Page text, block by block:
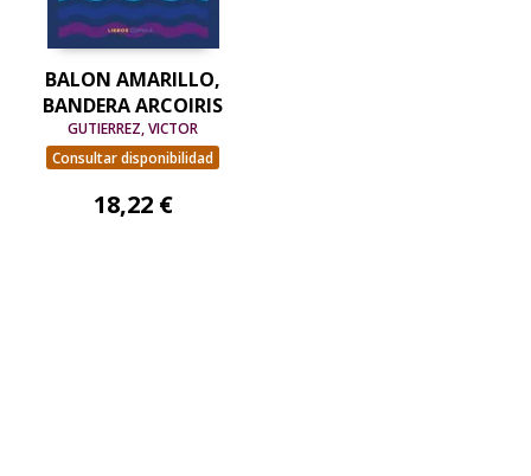
BALON AMARILLO,
BANDERA ARCOIRIS
GUTIERREZ, VICTOR
Consultar disponibilidad
18,22 €